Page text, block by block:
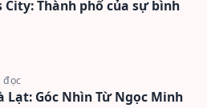
Thành phố của sự bình
đọc
Lạt: Góc Nhìn Từ Ngọc Minh